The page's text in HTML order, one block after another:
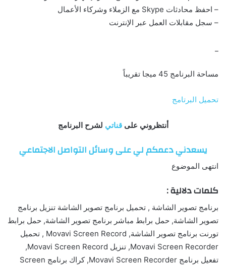
– احفظ محادثات Skype مع الزملاء وشركاء الأعمال
– سجل مقابلات العمل عبر الإنترنت
مساحة البرنامج 45 ميجا تقريباً
تحميل البرتامج
أنتظروني علىقناتي لشرح البرنامج
يسعدني دعمكم لي على وسائل التواصل الاجتماعي
انتهى الموضوع
كلمات دلالية :
برنامج تصوير الشاشة , تحميل برنامج تصوير الشاشة تنزيل برنامج
تصوير الشاشة, حمل برابط مباشر برنامج تصوير الشاشة, حمل برابط
تورنت برنامج تصوير الشاشة, Movavi Screen Record , تحميل
Movavi Screen Recorder, تنزيل Movavi Screen Record,
تفعيل برنامج Movavi Screen Recorder, كراك برنامج Screen